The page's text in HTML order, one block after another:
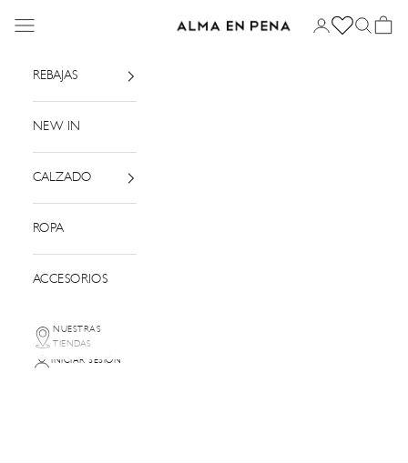
Alma en Pena
Menú Iniciar sesión
Buscar
Cesta
REBAJAS
NEW IN
CALZADO
ROPA
ACCESORIOS
NUESTRAS
TIENDAS
INICIAR SESIÓN